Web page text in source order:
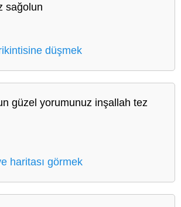
sağolun
düşmek
güzel yorumunuz inşallah tez
haritası görmek